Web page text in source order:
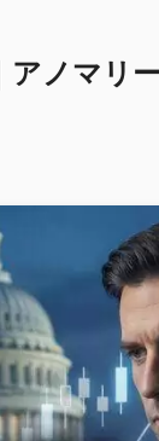
アノマリ